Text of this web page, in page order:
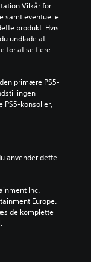
Vilkår for
samt eventuelle
produkt. Hvis
undlade at
for at se flere
primære PS5-
PS5-konsoller,
Inc.
Europe.
de komplette